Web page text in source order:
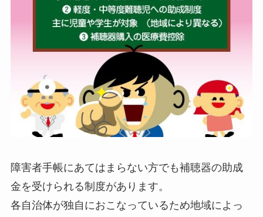
障害者手帳にあてはまらない方でも補聴器の助成
金を受けられる制度があります。
各自治体が独自におこなっているため地域によっ